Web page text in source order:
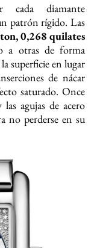
cada diamante
patrón rígido. Las
0,268 quilates
a otras de forma
superficie en lugar
de nácar
saturado. Once
agujas de acero
no perderse en su